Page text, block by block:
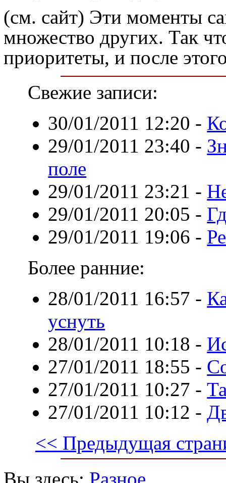
(см. сайт) Эти моменты
множество других. Так
приоритеты, и после
Свежие записи:
30/01/2011 12:20 -
29/01/2011 23:40 -
поле
29/01/2011 23:21 -
29/01/2011 20:05 -
29/01/2011 19:06 -
Более ранние:
28/01/2011 16:57 -
уснуть
28/01/2011 10:18 -
27/01/2011 18:55 -
27/01/2011 10:27 -
27/01/2011 10:12 -
<< Предыдущая
Вы здесь: Разное